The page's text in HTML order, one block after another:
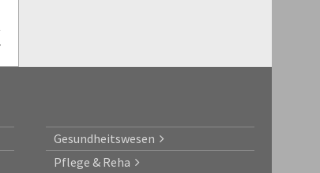
Gesundheitswesen
Pflege & Reha